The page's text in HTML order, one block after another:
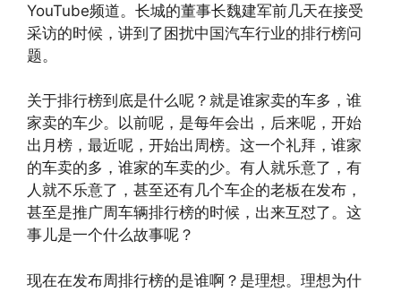
YouTube频道。长城的董事长魏建军前几天在接受
采访的时候，讲到了困扰中国汽车行业的排行榜问
题。
关于排行榜到底是什么呢？就是谁家卖的车多，谁
家卖的车少。以前呢，是每年会出，后来呢，开始
出月榜，最近呢，开始出周榜。这一个礼拜，谁家
的车卖的多，谁家的车卖的少。有人就乐意了，有
人就不乐意了，甚至还有几个车企的老板在发布，
甚至是推广周车辆排行榜的时候，出来互怼了。这
事儿是一个什么故事呢？
现在在发布周排行榜的是谁啊？是理想。理想为什